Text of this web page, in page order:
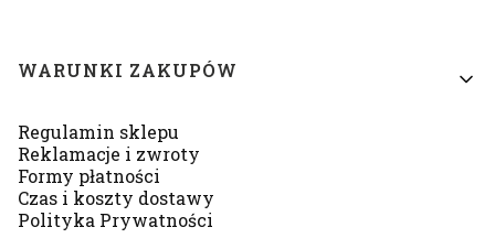
Linki w stopce
WARUNKI ZAKUPÓW
Regulamin sklepu
Reklamacje i zwroty
Formy płatności
Czas i koszty dostawy
Polityka Prywatności